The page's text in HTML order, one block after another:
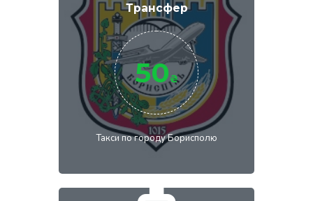
Трансфер
50₴
Такси по городу Борисполю